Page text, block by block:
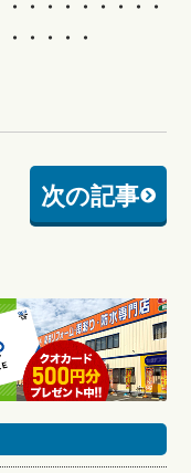
・・・・・・・・・
・・・・
次の記事